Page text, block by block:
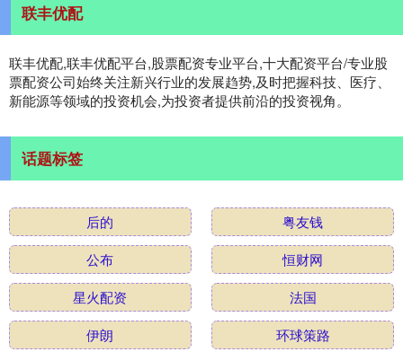
联丰优配
联丰优配,联丰优配平台,股票配资专业平台,十大配资平台/专业股
票配资公司始终关注新兴行业的发展趋势,及时把握科技、医疗、
新能源等领域的投资机会,为投资者提供前沿的投资视角。
话题标签
后的
粤友钱
公布
恒财网
星火配资
法国
伊朗
环球策路